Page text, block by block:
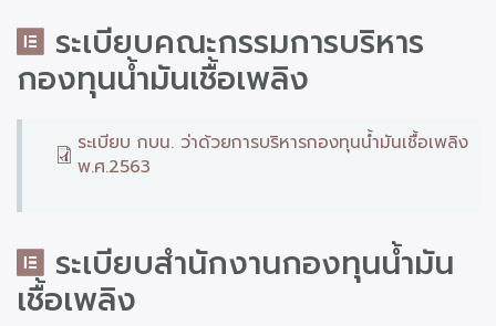
ระเบียบคณะกรรมการบริหาร
กองทุนน้ำมันเชื้อเพลิง
ระเบียบ กบน. ว่าด้วยการบริหารกองทุนน้ำมันเชื้อเพลิง
พ.ศ.2563
ระเบียบสำนักงานกองทุนน้ำมัน
เชื้อเพลิง